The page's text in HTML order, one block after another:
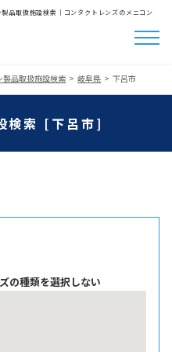
品取扱施設検索│コンタクトレンズのメニコン
製品取扱施設検索 岐阜県 下呂市
検索 [下呂市]
の種類を選択しない